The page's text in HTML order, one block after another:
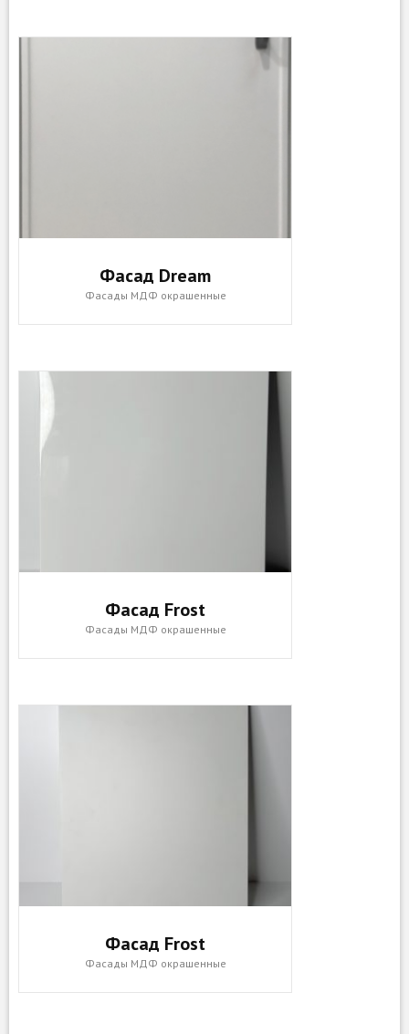
Фасад Dream
Фасады МДФ окрашенные
Фасад Frost
Фасады МДФ окрашенные
Фасад Frost
Фасады МДФ окрашенные